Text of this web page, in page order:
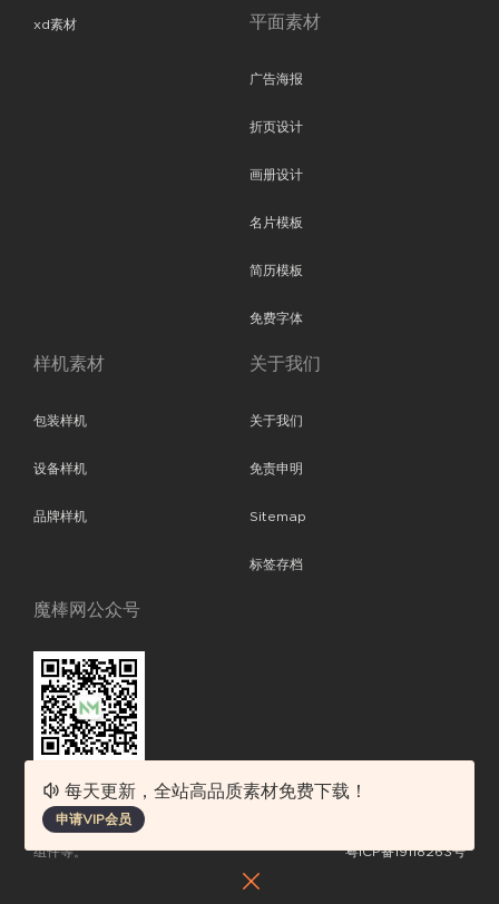
xd素材 平面素材
广告海报
折页设计
画册设计
名片模板
简历模板
免费字体
样机素材
包装样机
设备样机
品牌样机
关于我们
关于我们
免责申明
Sitemap
标签存档
魔棒网公众号
魔棒网提供优质设计模板下载，分享优秀的设计。素材包含了APP设计、
平面素材、ppt模板、网页设计、前端代码、样机素材、插画图片、附加
组件等。
粤ICP备19118263号
每天更新，全站高品质素材免费下载！
申请VIP会员